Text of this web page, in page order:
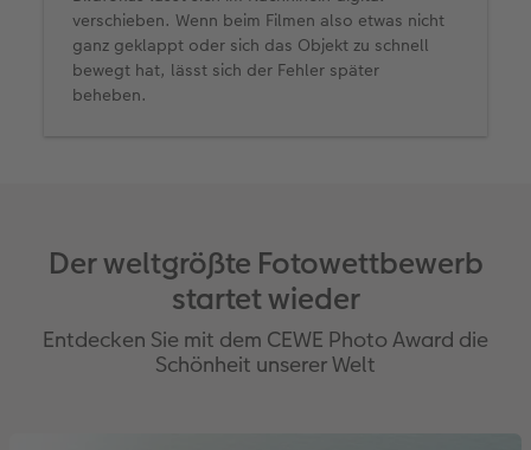
verschieben. Wenn beim Filmen also etwas nicht
ganz geklappt oder sich das Objekt zu schnell
bewegt hat, lässt sich der Fehler später
beheben.
Der weltgrößte Fotowettbewerb
startet wieder
Entdecken Sie mit dem CEWE Photo Award die
Schönheit unserer Welt